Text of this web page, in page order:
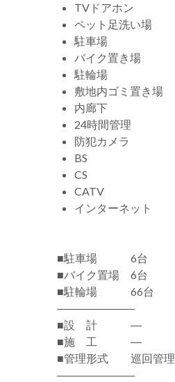
TVドアホン
ペット足洗い場
駐車場
バイク置き場
駐輪場
敷地内ゴミ置き場
内廊下
24時間管理
防犯カメラ
BS
CS
CATV
インターネット
■駐車場 6台
■バイク置場 6台
■駐輪場 66台
―――――――
■設 計 ―
■施 工 ―
■管理形式 巡回管理
―――――――